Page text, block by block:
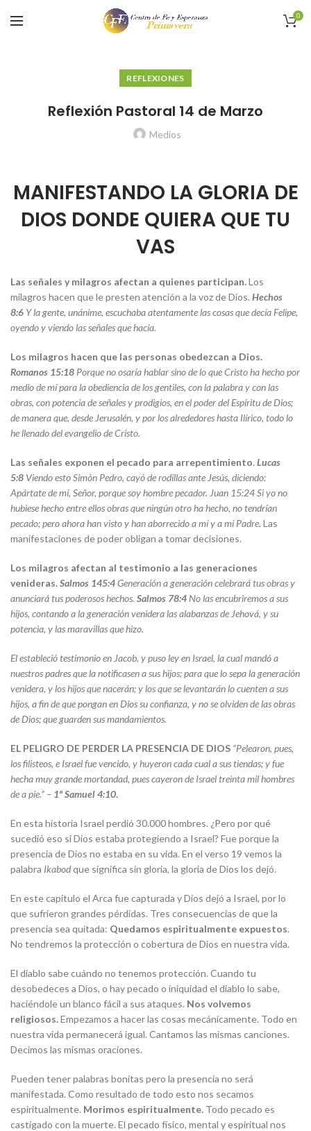
0
REFLEXIONES
Reflexión Pastoral 14 de Marzo
Medios
MANIFESTANDO LA GLORIA DE
DIOS DONDE QUIERA QUE TU
VAS
Las señales y milagros afectan a quienes participan.Los
milagros hacen que le presten atención a la voz de Dios. Hechos
8:6 Y la gente, unánime, escuchaba atentamente las cosas que decía Felipe,
oyendo y viendo las señales que hacía.
Los milagros hacen que las personas obedezcan a Dios.
Romanos 15:18 Porque no osaría hablar sino de lo que Cristo ha hecho por
medio de mí para la obediencia de los gentiles, con la palabra y con las
obras, con potencia de señales y prodigios, en el poder del Espíritu de Dios;
de manera que, desde Jerusalén, y por los alrededores hasta Ilírico, todo lo
he llenado del evangelio de Cristo.
Las señales exponen el pecado para arrepentimiento. Lucas
5:8 Viendo esto Simón Pedro, cayó de rodillas ante Jesús, diciendo:
Apártate de mí, Señor, porque soy hombre pecador. Juan 15:24 Si yo no
hubiese hecho entre ellos obras que ningún otro ha hecho, no tendrían
pecado; pero ahora han visto y han aborrecido a mí y a mi Padre. Las
manifestaciones de poder obligan a tomar decisiones.
Los milagros afectan al testimonio a las generaciones
venideras.Salmos 145:4Generación a generación celebrará tus obras y
anunciará tus poderosos hechos. Salmos 78:4 No las encubriremos a sus
hijos, contando a la generación venidera las alabanzas de Jehová, y su
potencia, y las maravillas que hizo.
El estableció testimonio en Jacob, y puso ley en Israel, la cual mandó a
nuestros padres que la notificasen a sus hijos; para que lo sepa la generación
venidera, y los hijos que nacerán; y los que se levantarán lo cuenten a sus
hijos, a fin de que pongan en Dios su confianza, y no se olviden de las obras
de Dios; que guarden sus mandamientos.
EL PELIGRO DE PERDER LA PRESENCIA DE DIOS “Pelearon, pues,
los filisteos, e Israel fue vencido, y huyeron cada cual a sus tiendas; y fue
hecha muy grande mortandad, pues cayeron de Israel treinta mil hombres
de a pie.” – 1º Samuel 4:10.
En esta historia Israel perdió 30.000 hombres. ¿Pero por qué
sucedió eso si Dios estaba protegiendo a Israel? Fue porque la
presencia de Dios no estaba en su vida. En el verso 19 vemos la
palabra Ikabodque significa sin gloria, la gloria de Dios los dejó.
En este capítulo el Arca fue capturada y Dios dejó a Israel, por lo
que sufrieron grandes pérdidas. Tres consecuencias de que la
presencia sea quitada: Quedamos espiritualmente expuestos.
No tendremos la protección o cobertura de Dios en nuestra vida.
El diablo sabe cuándo no tenemos protección. Cuando tu
desobedeces a Dios, o hay pecado o iniquidad el diablo lo sabe,
haciéndole un blanco fácil a sus ataques. Nos volvemos
religiosos.Empezamos a hacer las cosas mecánicamente. Todo en
nuestra vida permanecerá igual. Cantamos las mismas canciones.
Decimos las mismas oraciones.
Pueden tener palabras bonitas pero la presencia no será
manifestada. Como resultado de todo esto nos secamos
espiritualmente. Morimos espiritualmente. Todo pecado es
castigado con la muerte. El pecado físico, mental y espiritual nos